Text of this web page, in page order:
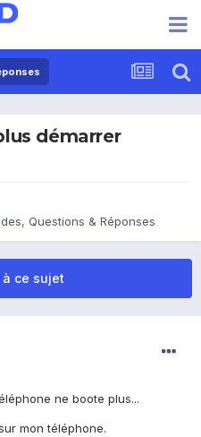
démarrer
Questions & Réponses
à ce sujet
ne boote plus...
mon téléphone.